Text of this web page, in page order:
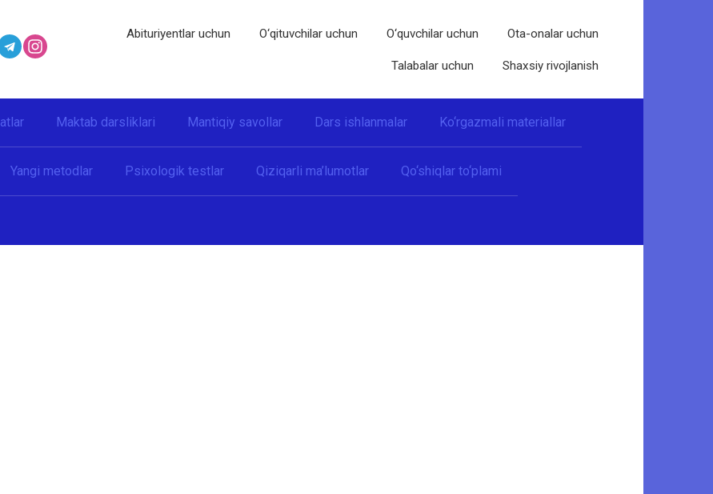
Abituriyentlar uchun O‘qituvchilar uchun O‘quvchilar uchun Ota-onalar uchun
Talabalar uchun Shaxsiy rivojlanish
Maktab darsliklari Mantiqiy savollar Dars ishlanmalar Ko‘rgazmali materiallar
Yangi metodlar Psixologik testlar Qiziqarli ma’lumotlar Qo‘shiqlar to‘plami